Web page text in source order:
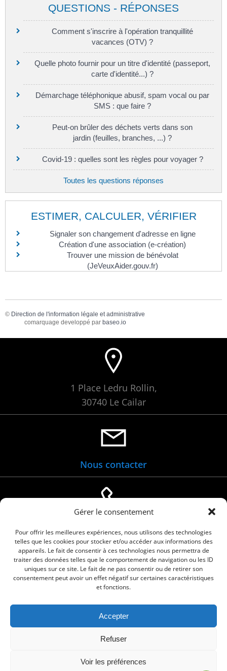
Gérer le consentement
Pour offrir les meilleures expériences, nous utilisons des technologies
telles que les cookies pour stocker et/ou accéder aux informations des
appareils. Le fait de consentir à ces technologies nous permettra de
traiter des données telles que le comportement de navigation ou les ID
uniques sur ce site. Le fait de ne pas consentir ou de retirer son
consentement peut avoir un effet négatif sur certaines caractéristiques
et fonctions.
Accepter
Refuser
Voir les préférences
QUESTIONS - RÉPONSES
Comment s'inscrire à l'opération tranquillité
vacances (OTV) ?
Quelle photo fournir pour un titre d'identité (passeport,
carte d'identité...) ?
Démarchage téléphonique abusif, spam vocal ou par
SMS : que faire ?
Peut-on brûler des déchets verts dans son
jardin (feuilles, branches, ...) ?
Covid-19 : quelles sont les règles pour voyager ?
Toutes les questions réponses
ESTIMER, CALCULER, VÉRIFIER
Signaler son changement d'adresse en ligne
Création d'une association (e-création)
Trouver une mission de bénévolat
(JeVeuxAider.gouv.fr)
© Direction de l'information légale et administrative
comarquage developpé par baseo.io
1 Place Ledru Rollin,
30740 Le Cailar
Nous contacter
04 66 88 01 05
© 2026 Commune de Le Cailar. Service proposé